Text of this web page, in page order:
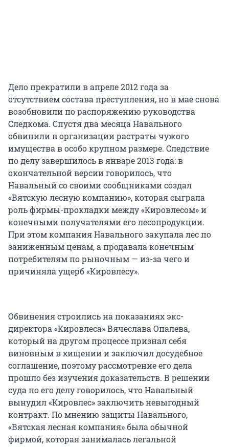
Дело прекратили в апреле 2012 года за
отсутствием состава преступления, но в мае снова
возобновили по распоряжению руководства
Следкома. Спустя два месяца Навального
обвинили в организации растраты чужого
имущества в особо крупном размере. Следствие
по делу завершилось в январе 2013 года: в
окончательной версии говорилось, что
Навальный со своими сообщниками создал
«Вятскую лесную компанию», которая сыграла
роль фирмы-прокладки между «Кировлесом» и
конечными получателями его лесопродукции.
При этом компания Навального закупала лес по
заниженным ценам, а продавала конечным
потребителям по рыночным — из-за чего и
причиняла ущерб «Кировлесу».
Обвинения строились на показаниях экс-
директора «Кировлеса» Вячеслава Опалева,
который на другом процессе признал себя
виновным в хищении и заключил досудебное
соглашение, поэтому рассмотрение его дела
прошло без изучения доказательств. В решении
суда по его делу говорилось, что Навальный
вынудил «Кировлес» заключить невыгодный
контракт. По мнению защиты Навального,
«Вятская лесная компания» была обычной
фирмой, которая занималась легальной